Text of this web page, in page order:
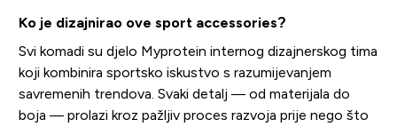
Ko je dizajnirao ove sport accessories?
Svi komadi su djelo Myprotein internog dizajnerskog tima
koji kombinira sportsko iskustvo s razumijevanjem
savremenih trendova. Svaki detalj — od materijala do
boja — prolazi kroz pažljiv proces razvoja prije nego što